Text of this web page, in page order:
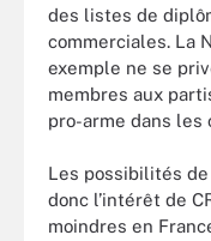
des listes de
commerciales. La
exemple ne se
membres aux
pro-arme dans les
Les possibilités de
donc l’intérêt de
moindres en